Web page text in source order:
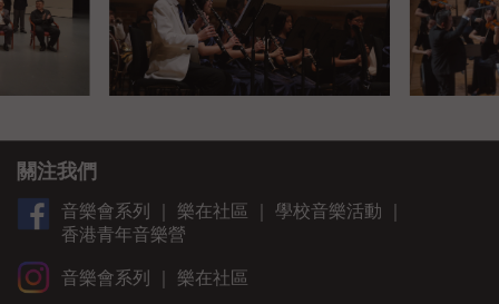
關注我們
音樂會系列 樂在社區 學校音樂活動
香港青年音樂營
音樂會系列 樂在社區